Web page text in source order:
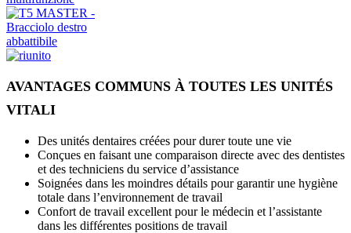
AVANTAGES COMMUNS À TOUTES LES UNITÉS
VITALI
Des unités dentaires créées pour durer toute une vie
Conçues en faisant une comparaison directe avec des dentistes
et des techniciens du service d’assistance
Soignées dans les moindres détails pour garantir une hygiène
totale dans l’environnement de travail
Confort de travail excellent pour le médecin et l’assistante
dans les différentes positions de travail